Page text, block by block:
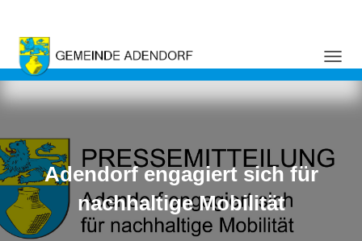
Adendorf engagiert sich für
nachhaltige Mobilität